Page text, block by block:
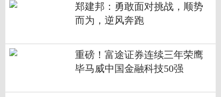
郑建邦：勇敢面对挑战，顺势
而为，逆风奔跑
重磅！富途证券连续三年荣鹰
毕马威中国金融科技50强